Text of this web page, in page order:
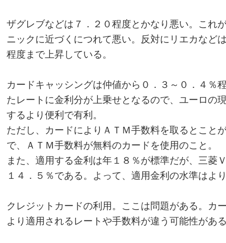
ザグレブなどは７．２０程度とかなり悪い。これ
ニックに近づくにつれて悪い。反対にリエカなど
程度まで上昇している。
カードキャッシングは仲値から０．３～０．４％
たレートに金利分が上乗せとなるので、ユーロの
するより便利で有利。
ただし、カードによりＡＴＭ手数料を取るとこと
で、ＡＴＭ手数料が無料のカードを使用のこと。
また、適用する金利は年１８％が標準だが、三菱
１４．５％である。よって、適用金利の水準はよ
クレジットカードの利用。ここは問題がある。カ
より適用されるレートや手数料が違う可能性があ